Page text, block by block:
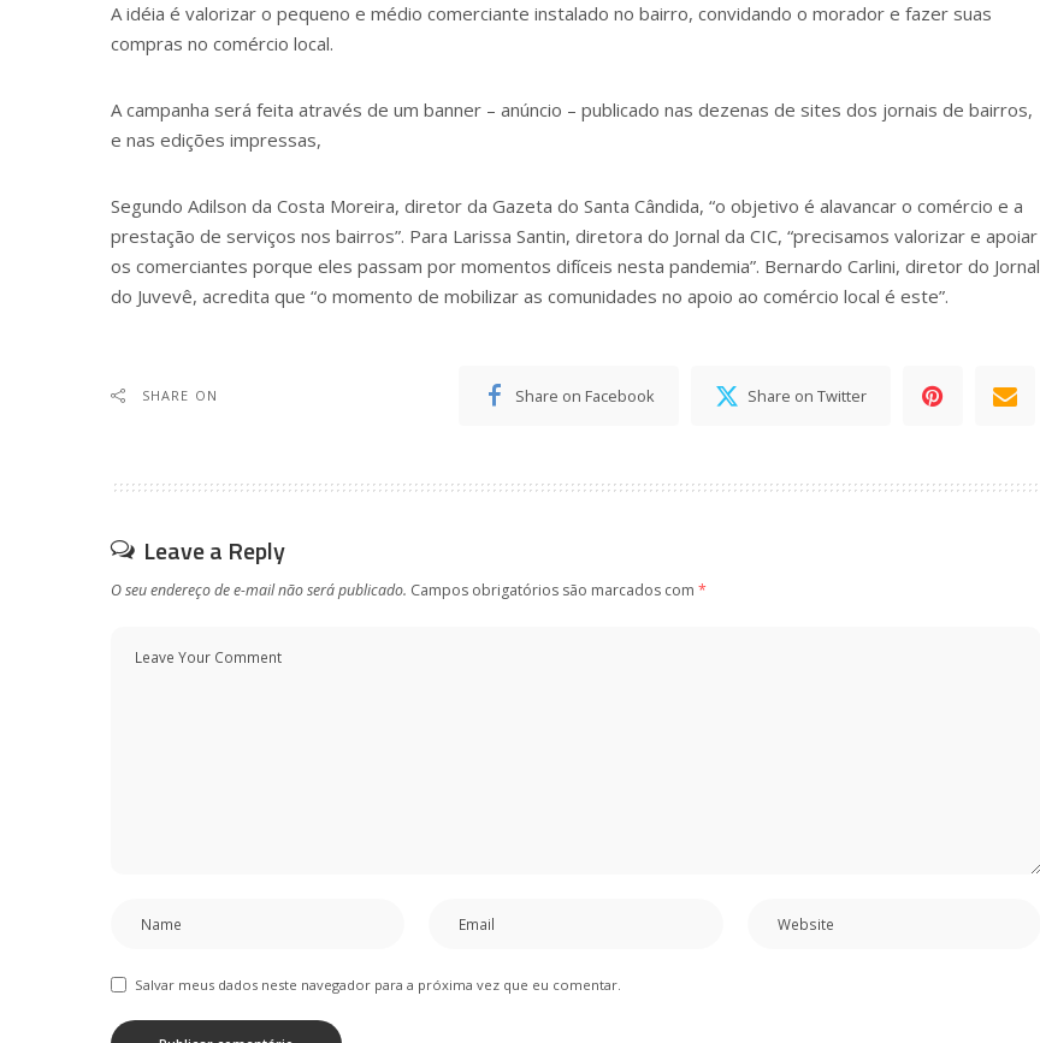
A idéia é valorizar o pequeno e médio comerciante instalado no bairro, convidando o morador e fazer suas
compras no comércio local.
A campanha será feita através de um banner – anúncio – publicado nas dezenas de sites dos jornais de bairros,
e nas edições impressas,
Segundo Adilson da Costa Moreira, diretor da Gazeta do Santa Cândida, “o objetivo é alavancar o comércio e a
prestação de serviços nos bairros”. Para Larissa Santin, diretora do Jornal da CIC, “precisamos valorizar e apoiar
os comerciantes porque eles passam por momentos difíceis nesta pandemia”. Bernardo Carlini, diretor do Jornal
do Juvevê, acredita que “o momento de mobilizar as comunidades no apoio ao comércio local é este”.
SHARE ON Share on Facebook Share on Twitter
Leave a Reply
O seu endereço de e-mail não será publicado. Campos obrigatórios são marcados com *
Salvar meus dados neste navegador para a próxima vez que eu comentar.